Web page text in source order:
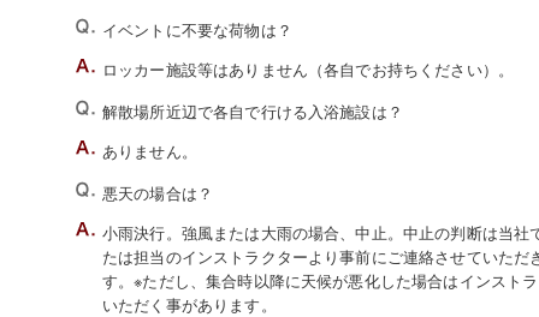
イベントに不要な荷物は？
ロッカー施設等はありません（各自でお持ちください）。
解散場所近辺で各自で行ける入浴施設は？
ありません。
悪天の場合は？
小雨決行。強風または大雨の場合、中止。中止の判断は当
たは担当のインストラクターより事前にご連絡させていた
す。※ただし、集合時以降に天候が悪化した場合はインスト
いただく事があります。